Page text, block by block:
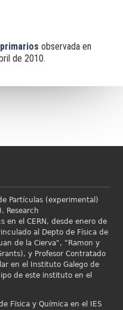
observada en
de 2010.
Partículas (experimental)
Research
en el CERN, desde enero de
al Depto de Física de
de la Cierva", "Ramon y
y Profesor Contratado
en el Instituto Galego de
de este instituto en el
Fïsica y Química en el IES